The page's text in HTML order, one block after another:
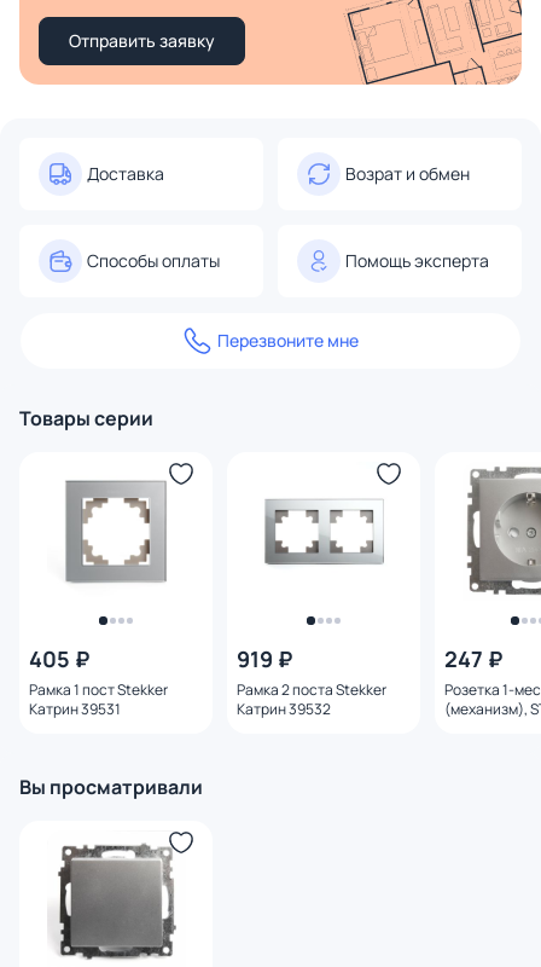
Отправить заявку
Доставка Возрат и обмен
Способы оплаты Помощь эксперта
Перезвоните мне
Товары серии
405 ₽
Рамка 1 пост Stekker
Катрин 39531
919 ₽
Рамка 2 поста Stekker
Катрин 39532
247 ₽
Розетка 1-
(механизм),
Вы просматривали